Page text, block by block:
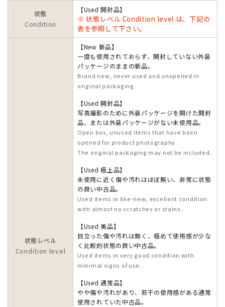
状態
Condition
【Used 開封品】
※ 状態レベル Condition level は、下記の
表を参照して下さい。
状態レベル
Condition level
【New 新品】
一度も使用されておらず、開封していない外装
パッケージのままの新品。
Brand new, never used and unopened in
original packaging.
【Used 開封品】
写真撮影のために外装パッケージを開けた開封
品、または外装パッケージがない未使用品。
Open box, unused items that have been
opened for product photography.
The original packaging may not be included.
【Used 極上品】
未使用に近く傷や汚れはほぼ無い、非常に状態
の良い中古品。
Used items in like-new, excellent condition
with almost no scratches or stains.
【Used 美品】
目立った傷や汚れは無く、極めて使用感が少な
く比較的状態の良い中古品。
Used items in very good condition with
minimal signs of use.
【Used 通常品】
やや傷や汚れがあり、若干の使用感がある通常
使用されていた中古品。